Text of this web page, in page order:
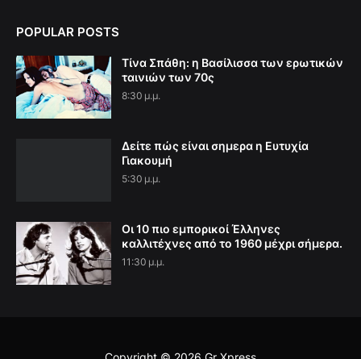
POPULAR POSTS
Τίνα Σπάθη: η Βασίλισσα των ερωτικών
ταινιών των 70ς
8:30 μ.μ.
Δείτε πώς είναι σημερα η Ευτυχία
Γιακουμή
5:30 μ.μ.
Οι 10 πιο εμπορικοί Έλληνες
καλλιτέχνες από το 1960 μέχρι σήμερα.
11:30 μ.μ.